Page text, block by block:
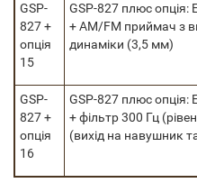
GSP-
827 +
опція
15
GSP-827 плюс опція:
+ AM/FM приймач з
динаміки (3,5 мм)
GSP-
827 +
опція
16
GSP-827 плюс опція:
+ фільтр 300 Гц
(вихід на навушник